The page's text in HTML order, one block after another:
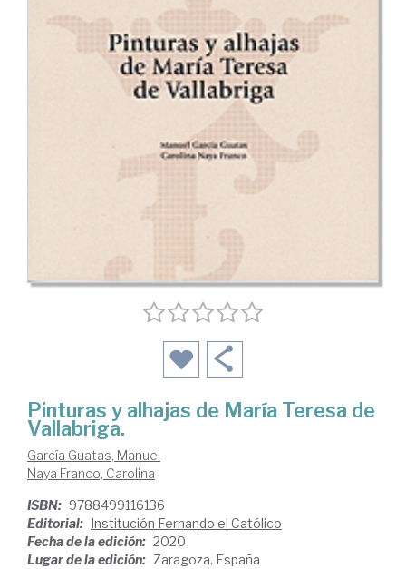
Pinturas y alhajas de María Teresa de
Vallabriga.
García Guatas, Manuel
Naya Franco, Carolina
ISBN: 9788499116136
Editorial: Institución Fernando el Católico
Fecha de la edición: 2020
Lugar de la edición: Zaragoza. España